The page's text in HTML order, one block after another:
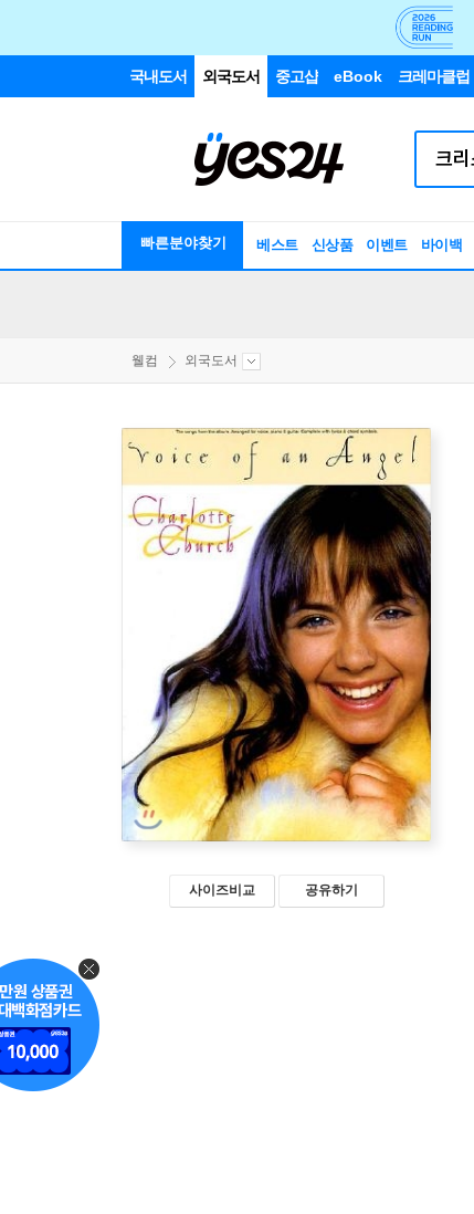
국내도서 외국도서 중고샵 eBook 크레마클럽
빠른분야찾기 베스트 신상품 이벤트 바이백
웰컴 외국도서
사이즈비교 공유하기